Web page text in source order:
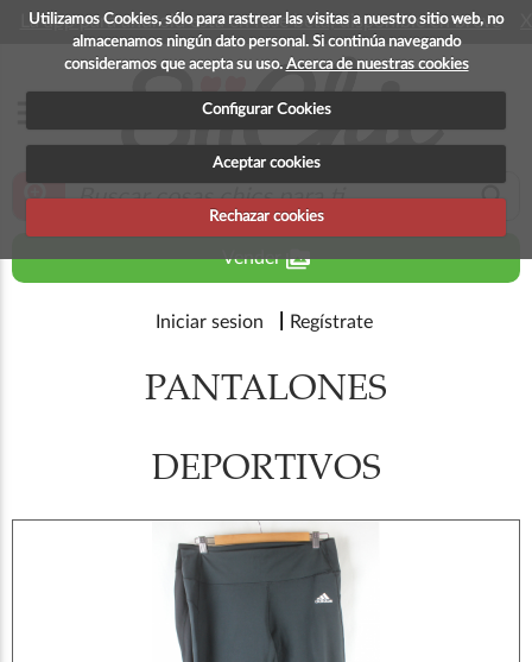
Utilizamos Cookies, sólo para rastrear las visitas a nuestro sitio web, no
almacenamos ningún dato personal. Si continúa navegando
consideramos que acepta su uso. Acerca de nuestras cookies
Configurar Cookies
Aceptar cookies
Rechazar cookies
La app para android esta en fase beta, disponible en breve
zoom_in search
Venderperm_media
Iniciar sesion Regístrate
PANTALONES
DEPORTIVOS